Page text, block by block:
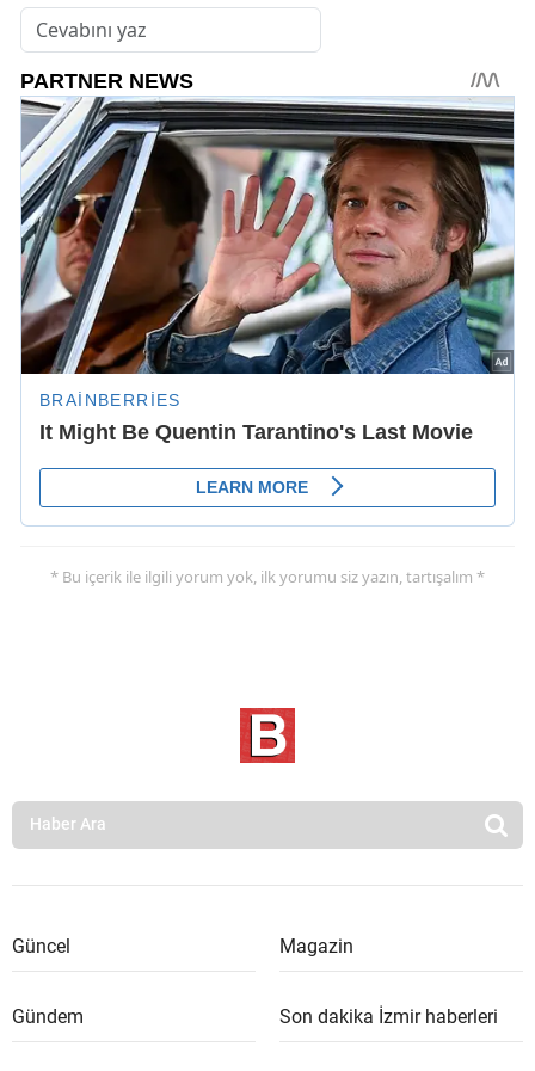
* Bu içerik ile ilgili yorum yok, ilk yorumu siz yazın, tartışalım *
Güncel Magazin
Gündem Son dakika İzmir haberleri